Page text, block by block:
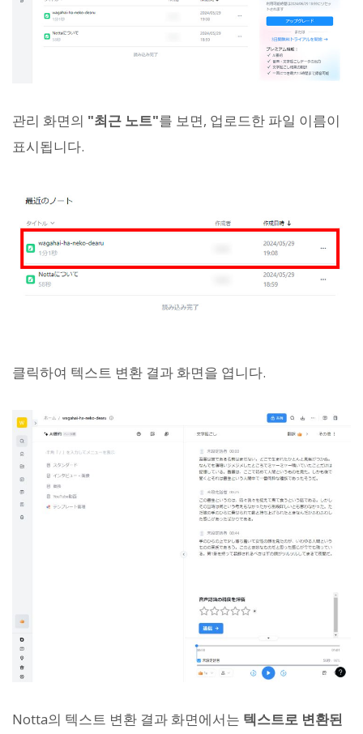
관리 화면의 "최근 노트"를 보면, 업로드한 파일 이름이
표시됩니다.
클릭하여 텍스트 변환 결과 화면을 엽니다.
Notta의 텍스트 변환 결과 화면에서는 텍스트로 변환된